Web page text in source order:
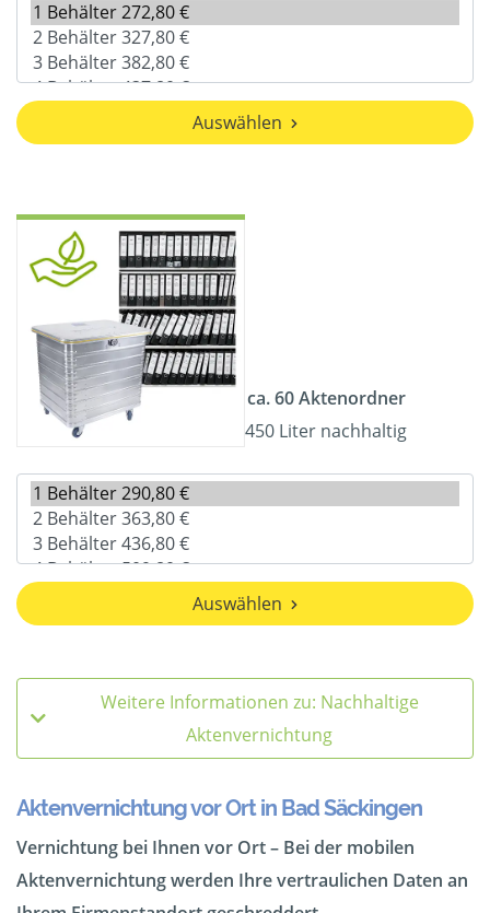
Auswählen
ca. 60 Aktenordner
450 Liter nachhaltig
Auswählen
Weitere Informationen zu: Nachhaltige
Aktenvernichtung
Aktenvernichtung vor Ort in Bad Säckingen
Vernichtung bei Ihnen vor Ort – Bei der mobilen
Aktenvernichtung werden Ihre vertraulichen Daten an